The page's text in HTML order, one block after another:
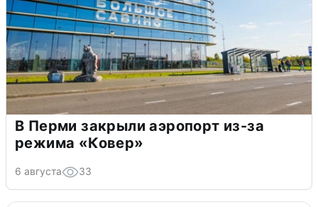
В Перми закрыли аэропорт из-за
режима «Ковер»
6 августа 33